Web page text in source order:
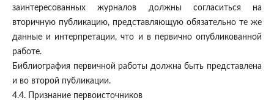
заинтересованных журналов должны согласиться на
вторичную публикацию, представляющую обязательно те же
данные и интерпретации, что и в первично опубликованной
работе.
Библиография первичной работы должна быть представлена
и во второй публикации.
4.4. Признание первоисточников